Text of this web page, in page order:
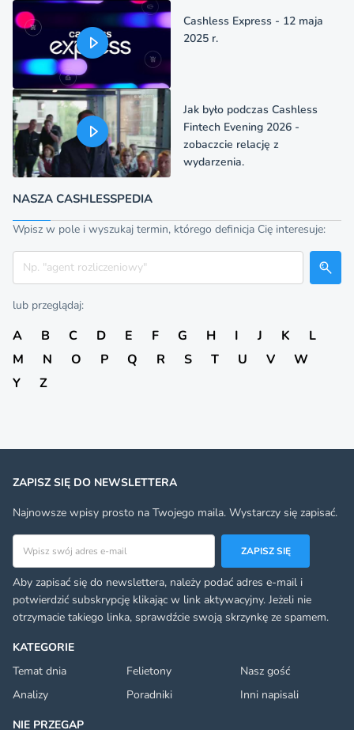
Cashless Express - 12 maja
2025 r.
Jak było podczas Cashless
Fintech Evening 2026 -
zobaczcie relację z
wydarzenia.
NASZA CASHLESSPEDIA
Wpisz w pole i wyszukaj termin, którego definicja Cię interesuje:
Szukaj
lub przeglądaj:
A B C D E F G H I J K
L
M
N O P Q R S T U V
W
Y
Z
KATEGORIE
Temat dnia
Felietony
Nasz gość
Analizy
Poradniki
Inni napisali
NIE PRZEGAP
ZAPISZ SIĘ DO NEWSLETTERA
Najnowsze wpisy prosto na Twojego maila. Wystarczy się zapisać.
ZAPISZ SIĘ
Aby zapisać się do newslettera, należy podać adres e-mail i
potwierdzić subskrypcję klikając w link aktywacyjny. Jeżeli nie
otrzymacie takiego linka, sprawdźcie swoją skrzynkę ze spamem.